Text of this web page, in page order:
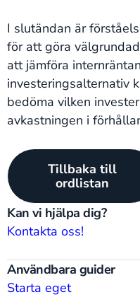
Kan vi hjälpa dig?
Kontakta oss!
Användbara guider
Starta eget
I slutändan är
för att göra
att jämföra
investeringsalternativ
bedöma vilken
avkastningen i
Tillbaka till
ordlistan